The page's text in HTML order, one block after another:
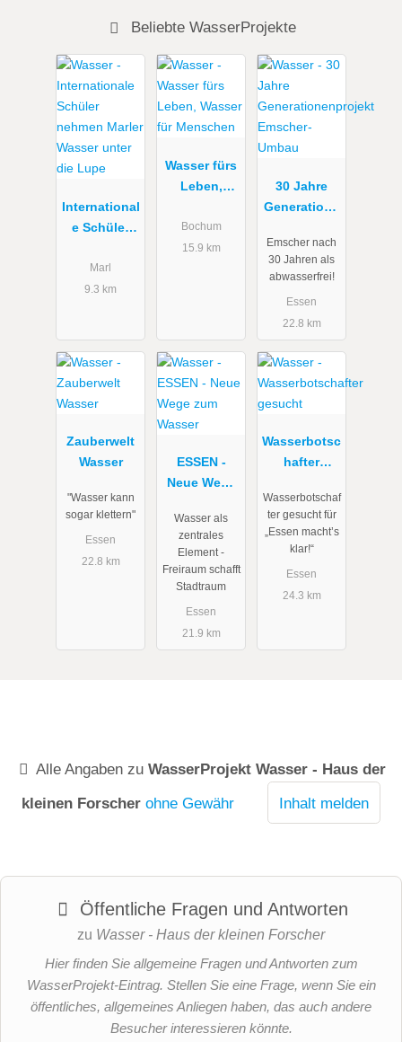
Beliebte WasserProjekte
International
e Schüler
Marler
Wasser
Marl
9.3 km
Wasser fürs
Leben,
Menschen
Bochum
15.9 km
30 Jahre
Generatione
Emscher-
Emscher nach
30 Jahren als
abwasserfrei!
Essen
22.8 km
Zauberwelt
Wasser
"Wasser kann
sogar klettern"
Essen
22.8 km
ESSEN -
Neue Wege
Wasser als
zentrales
Element -
Freiraum schafft
Stadtraum
Essen
21.9 km
Wasserbotsc
hafter
Wasserbotschaf
ter gesucht für
„Essen macht’s
klar!“
Essen
24.3 km
Alle Angaben zuWasserProjekt Wasser - Haus der
kleinen Forscher ohne Gewähr Inhalt melden
Öffentliche Fragen und Antworten
zu Wasser - Haus der kleinen Forscher
Hier finden Sie allgemeine Fragen und Antworten zum
WasserProjekt-Eintrag. Stellen Sie eine Frage, wenn Sie ein
öffentliches, allgemeines Anliegen haben, das auch andere
Besucher interessieren könnte.